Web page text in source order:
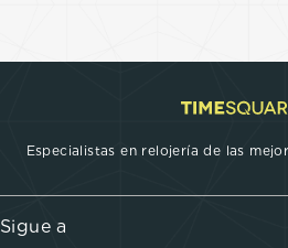
Especialistas en relojería de las
Sigue a